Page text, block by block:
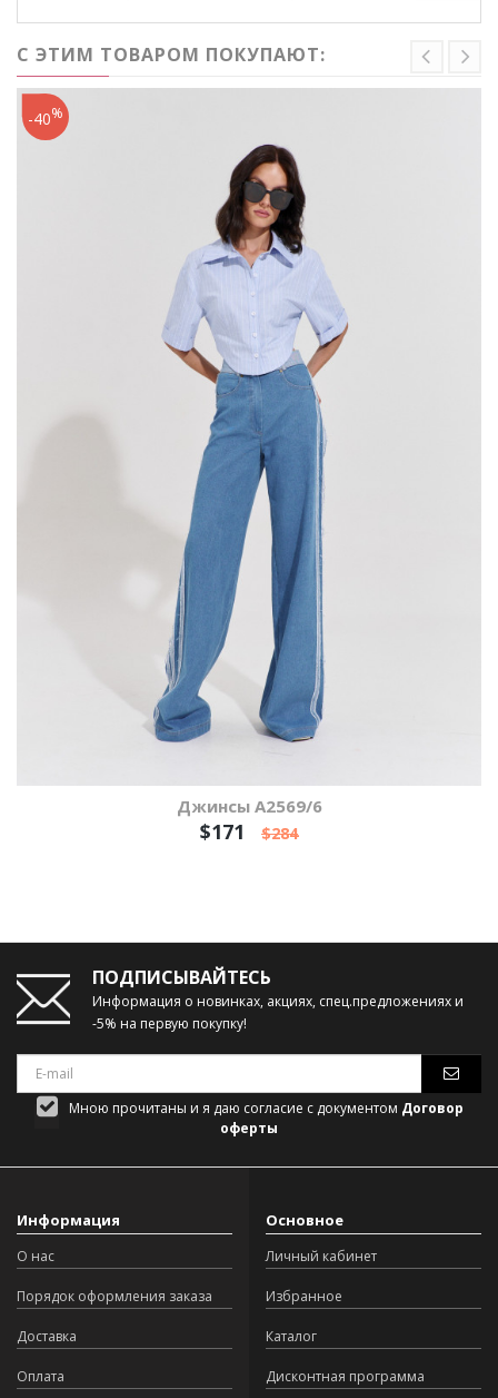
С ЭТИМ ТОВАРОМ ПОКУПАЮТ:
Джинсы А2569/6
$171 $284
-40%
ПОДПИСЫВАЙТЕСЬ
Информация о новинках, акциях, спец.предложениях и
-5% на первую покупку!
Мною прочитаны и я даю согласие с документом Договор
оферты
Информация
О нас
Порядок оформления заказа
Доставка
Оплата
Основное
Личный кабинет
Избранное
Каталог
Дисконтная программа